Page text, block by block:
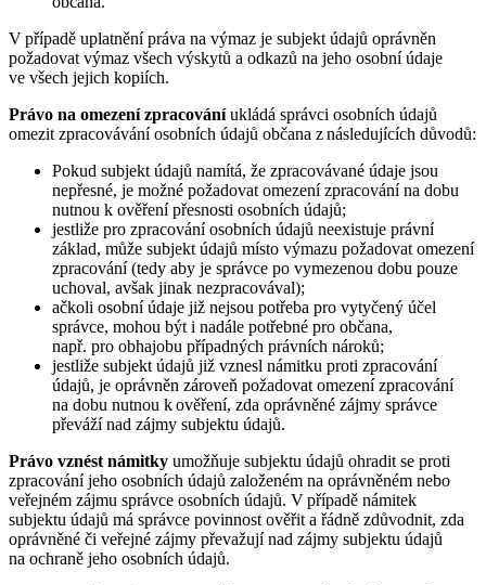
V případě uplatnění práva na výmaz je subjekt údajů oprávněn
požadovat výmaz všech výskytů a odkazů na jeho osobní údaje
ve všech jejich kopiích.
Právo na omezení zpracováníukládá správci osobních údajů
omezit zpracovávání osobních údajů občana z následujících důvodů:
Pokud subjekt údajů namítá, že zpracovávané údaje jsou
nepřesné, je možné požadovat omezení zpracování na dobu
nutnou k ověření přesnosti osobních údajů;
jestliže pro zpracování osobních údajů neexistuje právní
základ, může subjekt údajů místo výmazu požadovat omezení
zpracování (tedy aby je správce po vymezenou dobu pouze
uchoval, avšak jinak nezpracovával);
ačkoli osobní údaje již nejsou potřeba pro vytyčený účel
správce, mohou být i nadále potřebné pro občana,
např. pro obhajobu případných právních nároků;
jestliže subjekt údajů již vznesl námitku proti zpracování
údajů, je oprávněn zároveň požadovat omezení zpracování
na dobu nutnou k ověření, zda oprávněné zájmy správce
převáží nad zájmy subjektu údajů.
Právo vznést námitky umožňuje subjektu údajů ohradit se proti
zpracování jeho osobních údajů založeném na oprávněném nebo
veřejném zájmu správce osobních údajů. V případě námitek
subjektu údajů má správce povinnost ověřit a řádně zdůvodnit, zda
oprávněné či veřejné zájmy převažují nad zájmy subjektu údajů
na ochraně jeho osobních údajů.